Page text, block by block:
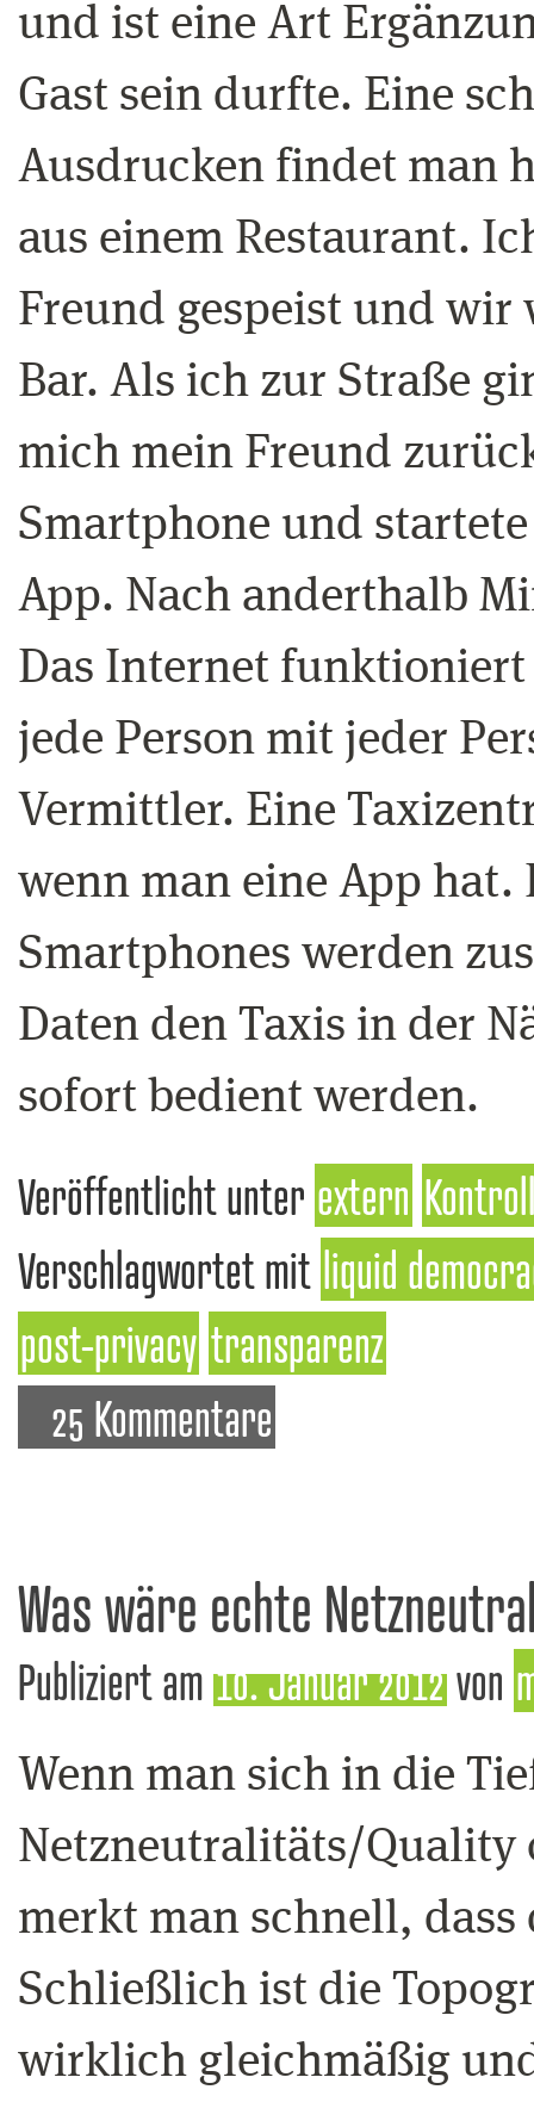
und ist eine Art
Gast sein durfte. Eine
Ausdrucken findet man
aus einem Restaurant.
Freund gespeist und
Bar. Als ich zur Straße
mich mein Freund
Smartphone und
App. Nach anderthalb
Das Internet funktioniert
jede Person mit jeder
Vermittler. Eine
wenn man eine App hat.
Smartphones werden
Daten den Taxis in der
sofort bedient werden.
Veröffentlicht unter extern
Verschlagwortet mit liquid
post-privacy transparenz
25 Kommentare
Was wäre echte
Publiziert am 10. Januar 2012von
Wenn man sich in die
Netzneutralitäts/Quality
merkt man schnell,
Schließlich ist die
wirklich gleichmäßig